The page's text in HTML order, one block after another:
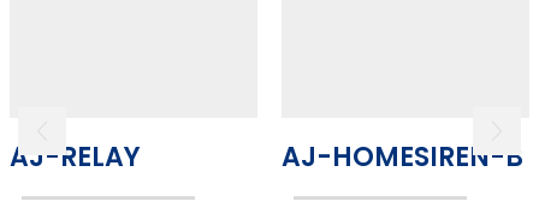
AJ-RELAY AJ-HOMESIREN-B